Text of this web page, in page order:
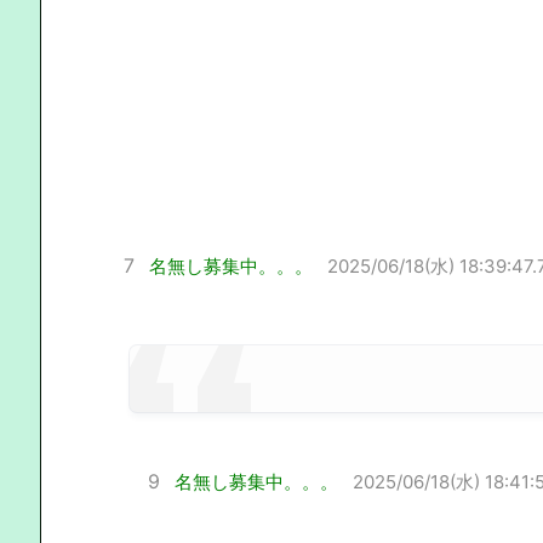
7 名無し募集中。。。 2025/06/18(水)
9 名無し募集中。。。 2025/06/18(水)